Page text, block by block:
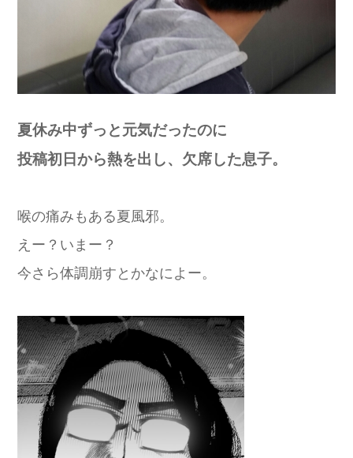
夏休み中ずっと元気だったのに
投稿初日から熱を出し、欠席した息子。
喉の痛みもある夏風邪。
えー？いまー？
今さら体調崩すとかなによー。